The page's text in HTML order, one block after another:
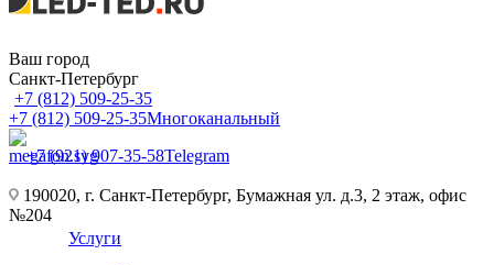
Ваш город
Санкт-Петербург
+7 (812) 509-25-35
+7 (812) 509-25-35Многоканальный
+7 (921) 907-35-58Telegram
190020, г. Санкт-Петербург, Бумажная ул. д.3, 2 этаж, офис
№204
Услуги